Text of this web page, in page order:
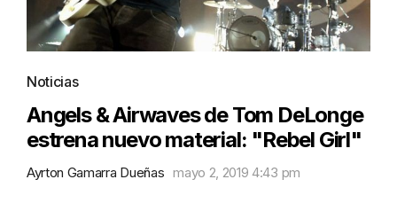
Noticias
Angels & Airwaves de Tom DeLonge
estrena nuevo material: "Rebel Girl"
Ayrton Gamarra Dueñas mayo 2, 2019 4:43 pm